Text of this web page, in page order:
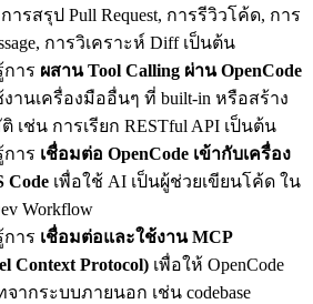
ารสรุป Pull Request, การรีวิวโค้ด, การ
การวิเคราะห์ Diff เป็นต้น
การ ผสาน Tool Calling ผ่าน OpenCode
งานเครื่องมืออื่นๆ ที่ built-in หรือสร้าง
เช่น การเรียก RESTful API เป็นต้น
การ เชื่อมต่อ OpenCode เข้ากับเครื่อง
Code เพื่อใช้ AI เป็นผู้ช่วยเขียนโค้ด ใน
Workflow
การ เชื่อมต่อและใช้งาน MCP
Context Protocol) เพื่อให้ OpenCode
ากระบบภายนอก เช่น codebase